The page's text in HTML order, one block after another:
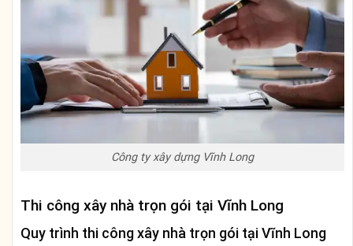
Công ty xây dựng Vĩnh Long
Thi công xây nhà trọn gói tại Vĩnh Long
Quy trình thi công xây nhà trọn gói tại Vĩnh Long